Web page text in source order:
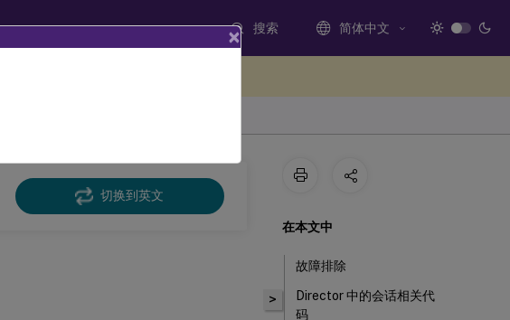
搜索 简体中文
切换到英文
>
在本文中
故障排除
Director 中的会话相关代
码
×